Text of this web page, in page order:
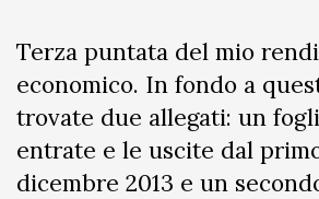
Terza puntata del mio
economico. In fondo a
trovate due allegati: un
entrate e le uscite dal
dicembre 2013 e un